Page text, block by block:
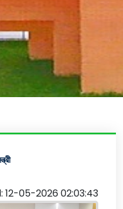
12-05-2026 02:03:43